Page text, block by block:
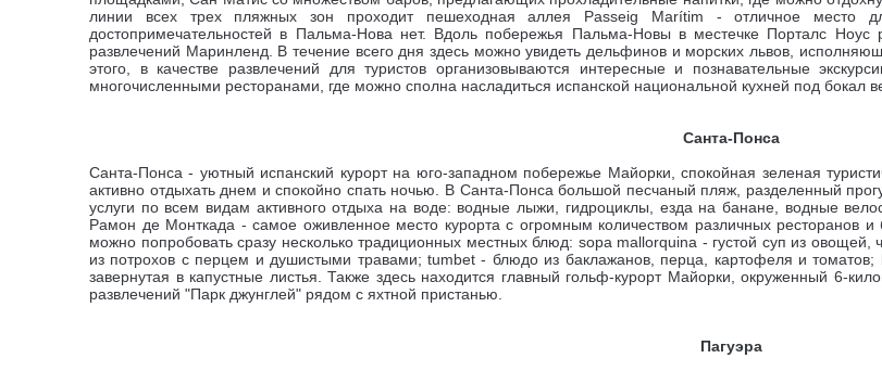
линии всех трех пляжных зон проходит пешеходная аллея Passeig Marítim - отличное место
достопримечательностей в Пальма-Нова нет. Вдоль побережья Пальма-Новы в местечке Порталс
развлечений Маринленд. В течение всего дня здесь можно увидеть дельфинов и морских львов,
этого, в качестве развлечений для туристов организовываются интересные и познавательные
многочисленными ресторанами, где можно сполна насладиться испанской национальной кухней под бокал
Санта-Понса
Санта-Понса - уютный испанский курорт на юго-западном побережье Майорки,спокойная зеленая
активно отдыхать днем и спокойно спать ночью. В Санта-Понса большой песчаный пляж, разделенный
услуги по всем видам активного отдыха на воде: водные лыжи, гидроциклы, езда на банане, водные
Рамон де Монткада - самое оживленное место курорта с огромным количеством различных ресторанов
можно попробовать сразу несколько традиционных местных блюд: sopa mallorquina - густой суп из
из потрохов с перцем и душистыми травами; tumbet - блюдо из баклажанов, перца, картофеля и
завернутая в капустные листья. Также здесь находится главный гольф-курорт Майорки, окруженный 6-
развлечений "Парк джунглей" рядом с яхтной пристанью.
Пагуэра